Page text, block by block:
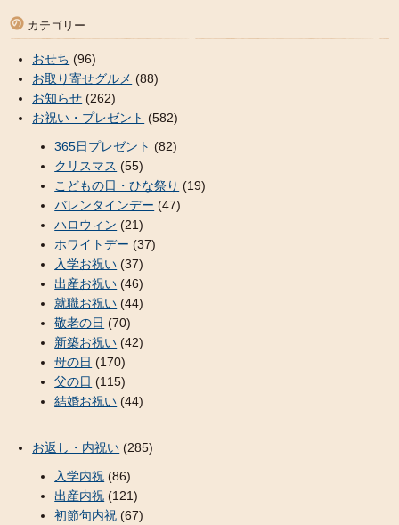
カテゴリー
おせち (96)
お取り寄せグルメ (88)
お知らせ (262)
お祝い・プレゼント (582)
365日プレゼント (82)
クリスマス (55)
こどもの日・ひな祭り (19)
バレンタインデー (47)
ハロウィン (21)
ホワイトデー (37)
入学お祝い (37)
出産お祝い (46)
就職お祝い (44)
敬老の日 (70)
新築お祝い (42)
母の日 (170)
父の日 (115)
結婚お祝い (44)
お返し・内祝い (285)
入学内祝 (86)
出産内祝 (121)
初節句内祝 (67)